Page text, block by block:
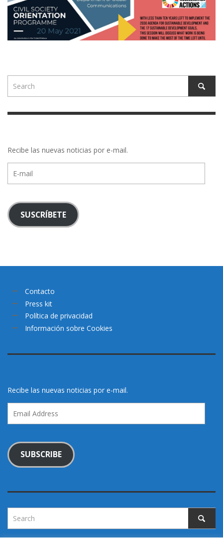
Recibe las nuevas noticias por e-mail.
mail
SUSCRÍBETE
Contacto
Press kit
Política de privacidad
Información sobre Cookies
Recibe las nuevas noticias por e-mail.
Address
SUBSCRIBE